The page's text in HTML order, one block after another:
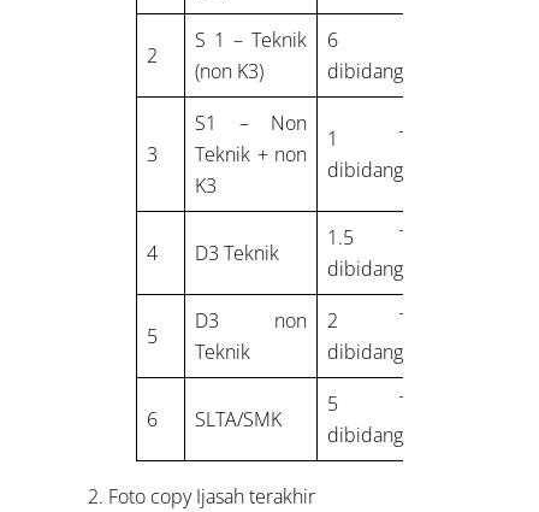
2
S 1 – Teknik
(non K3)
6 Bulan
dibidang K3
3
S1 – Non
Teknik + non
K3
1 Tahun
dibidang K3
4 D3 Teknik
1.5 Tahun
dibidang K3
5
D3 non
Teknik
2 Tahun
dibidang K3
6 SLTA/SMK
5 Tahun
dibidang K3
2. Foto copy Ijasah terakhir